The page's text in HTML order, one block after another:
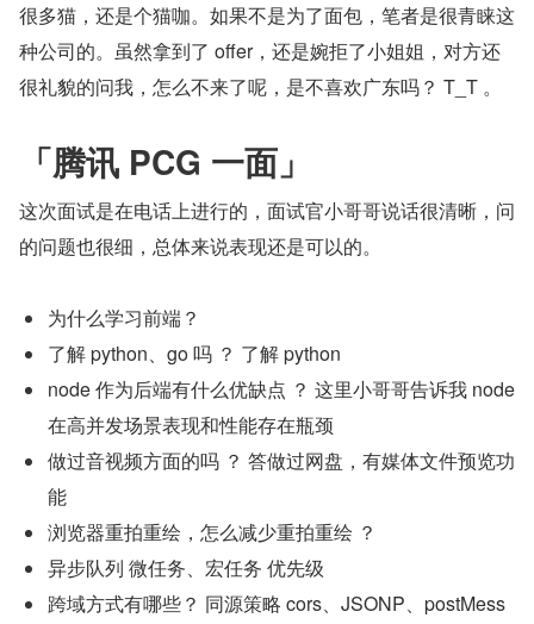
很多猫，还是个猫咖。如果不是为了面包，笔者是很青睐这
种公司的。虽然拿到了 offer，还是婉拒了小姐姐，对方还
很礼貌的问我，怎么不来了呢，是不喜欢广东吗？ T_T 。
「腾讯 PCG 一面」
这次面试是在电话上进行的，面试官小哥哥说话很清晰，问
的问题也很细，总体来说表现还是可以的。
为什么学习前端？
了解 python、go 吗 ？ 了解 python
node 作为后端有什么优缺点 ？ 这里小哥哥告诉我 node
在高并发场景表现和性能存在瓶颈
做过音视频方面的吗 ？ 答做过网盘，有媒体文件预览功
能
浏览器重拍重绘，怎么减少重拍重绘 ？
异步队列 微任务、宏任务 优先级
跨域方式有哪些？ 同源策略 cors、JSONP、postMess